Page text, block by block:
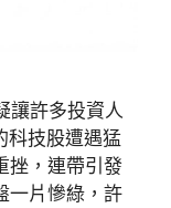
讓許多投資人
科技股遭遇猛
挫，連帶引發
一片慘綠，許